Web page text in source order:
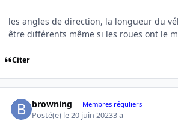
les angles de direction, la longueur du
être différents même si les roues ont le
Citer
browning Membres réguliers
Posté(e) le 20 juin 20233 a